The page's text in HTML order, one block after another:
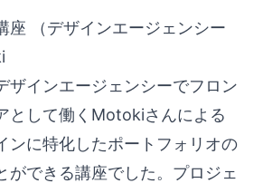
座 （デザインエージェンシー
ザインエージェンシーでフロン
として働くMotokiさんによる
ンに特化したポートフォリオの
ができる講座でした。プロジェ